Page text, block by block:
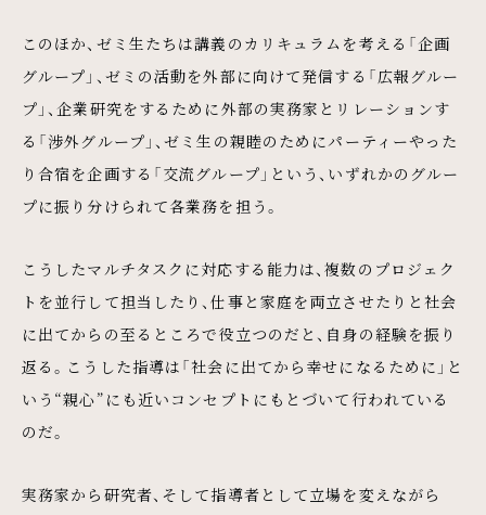
このほか、ゼミ生たちは講義のカリキュラムを考える「企画
グループ」、ゼミの活動を外部に向けて発信する「広報グルー
プ」、企業研究をするために外部の実務家とリレーションす
る「渉外グループ」、ゼミ生の親睦のためにパーティーやった
り合宿を企画する「交流グループ」という、いずれかのグルー
プに振り分けられて各業務を担う。
こうしたマルチタスクに対応する能力は、複数のプロジェク
トを並行して担当したり、仕事と家庭を両立させたりと社会
に出てからの至るところで役立つのだと、自身の経験を振り
返る。こうした指導は「社会に出てから幸せになるために」と
いう“親心”にも近いコンセプトにもとづいて行われている
のだ。
実務家から研究者、そして指導者として立場を変えながら